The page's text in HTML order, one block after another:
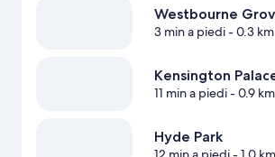
Westbourne
3 min a piedi- 0.3 km
Kensington
11 min a piedi- 0.9 km
Hyde Park